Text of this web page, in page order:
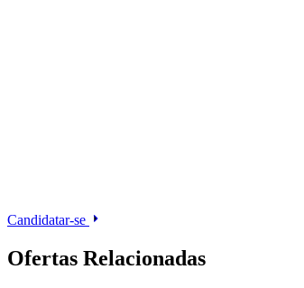
Candidatar-se
Ofertas Relacionadas